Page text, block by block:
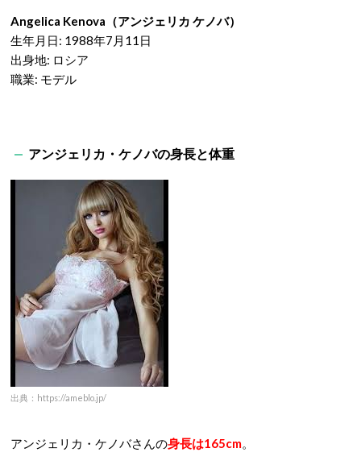
Angelica Kenova（アンジェリカ ケノバ）
生年月日: 1988年7月11日
出身地: ロシア
職業: モデル
アンジェリカ・ケノバの身長と体重
出典：https://ameblo.jp/
アンジェリカ・ケノバさんの身長は165cm。